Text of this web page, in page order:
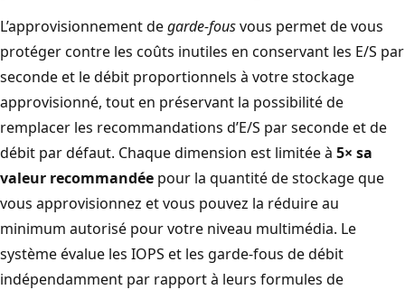
L’approvisionnement degarde-fousvous permet de vous
protéger contre les coûts inutiles en conservant les E/S par
seconde et le débit proportionnels à votre stockage
approvisionné, tout en préservant la possibilité de
remplacer les recommandations d’E/S par seconde et de
débit par défaut. Chaque dimension est limitée à 5× sa
valeur recommandée pour la quantité de stockage que
vous approvisionnez et vous pouvez la réduire au
minimum autorisé pour votre niveau multimédia. Le
système évalue les IOPS et les garde-fous de débit
indépendamment par rapport à leurs formules de